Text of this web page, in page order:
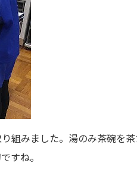
組みました。湯のみ茶碗を
すね。